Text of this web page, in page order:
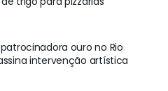
ouro no Rio
intervenção artística